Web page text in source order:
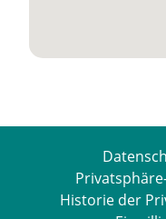
Historie der